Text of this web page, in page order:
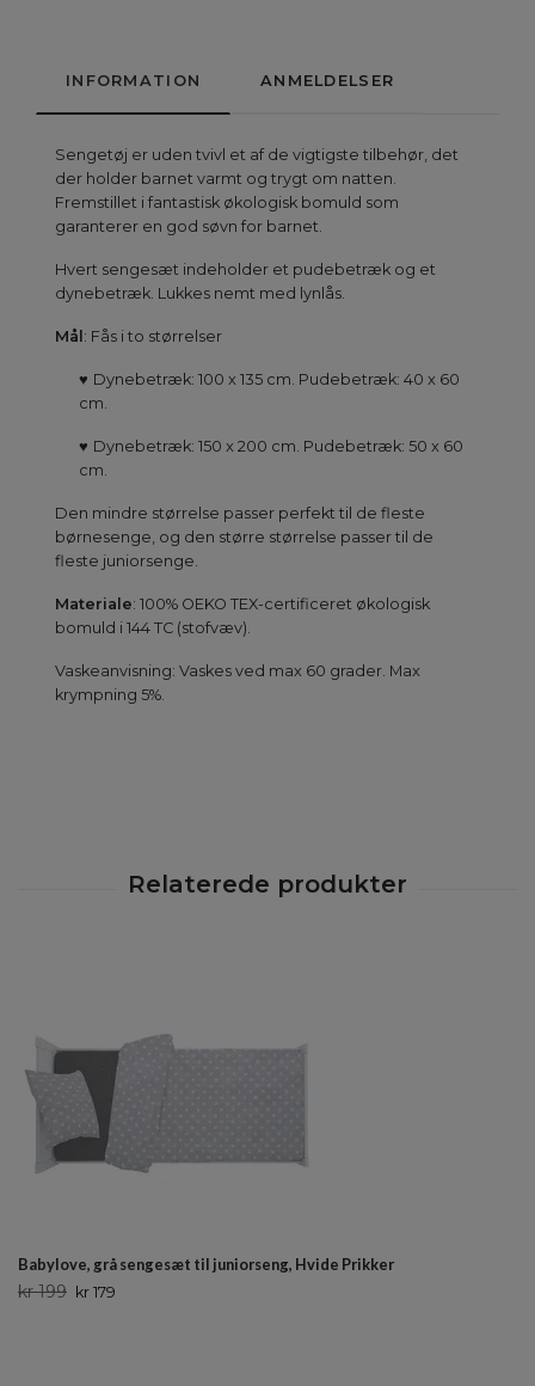
INFORMATION ANMELDELSER
Sengetøj er uden tvivl et af de vigtigste tilbehør, det
der holder barnet varmt og trygt om natten.
Fremstillet i fantastisk økologisk bomuld som
garanterer en god søvn for barnet.
Hvert sengesæt indeholder et pudebetræk og et
dynebetræk. Lukkes nemt med lynlås.
Mål : Fås i to størrelser
♥ Dynebetræk: 100 x 135 cm. Pudebetræk: 40 x 60
cm.
♥ Dynebetræk: 150 x 200 cm. Pudebetræk: 50 x 60
cm.
Den mindre størrelse passer perfekt til de fleste
børnesenge, og den større størrelse passer til de
fleste juniorsenge.
Materiale: 100% OEKO TEX-certificeret økologisk
bomuld i 144 TC (stofvæv).
Vaskeanvisning: Vaskes ved max 60 grader. Max
krympning 5%.
Babylove, grå sengesæt til juniorseng, Hvide Prikker
kr 199 kr 179